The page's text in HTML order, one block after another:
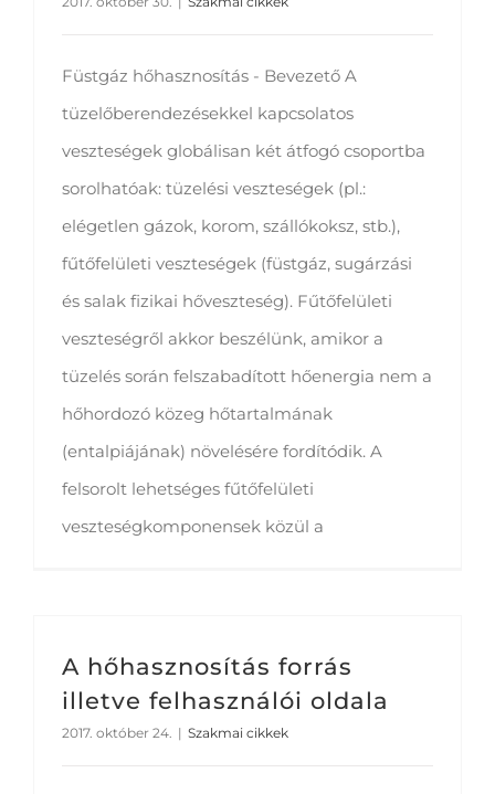
Füstgáz hőhasznosítás - Bevezető A
tüzelőberendezésekkel kapcsolatos
veszteségek globálisan két átfogó csoportba
sorolhatóak: tüzelési veszteségek (pl.:
elégetlen gázok, korom, szállókoksz, stb.),
fűtőfelületi veszteségek (füstgáz, sugárzási
és salak fizikai hőveszteség). Fűtőfelületi
veszteségről akkor beszélünk, amikor a
tüzelés során felszabadított hőenergia nem a
hőhordozó közeg hőtartalmának
(entalpiájának) növelésére fordítódik. A
felsorolt lehetséges fűtőfelületi
veszteségkomponensek közül a
A hőhasznosítás forrás
illetve felhasználói oldala
2017. október 24. | Szakmai cikkek